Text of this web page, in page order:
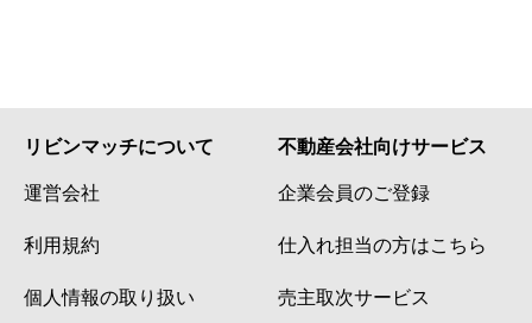
リビンマッチについて
運営会社
利用規約
個人情報の取り扱い
不動産会社向けサービス
企業会員のご登録
仕入れ担当の方はこちら
売主取次サービス